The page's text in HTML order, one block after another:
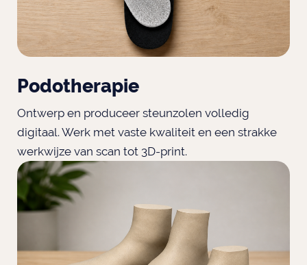
Podotherapie
Ontwerp en produceer steunzolen volledig
digitaal. Werk met vaste kwaliteit en een strakke
werkwijze van scan tot 3D-print.